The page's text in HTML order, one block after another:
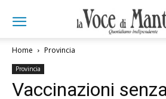
Home Provincia
Provincia
Vaccinazioni